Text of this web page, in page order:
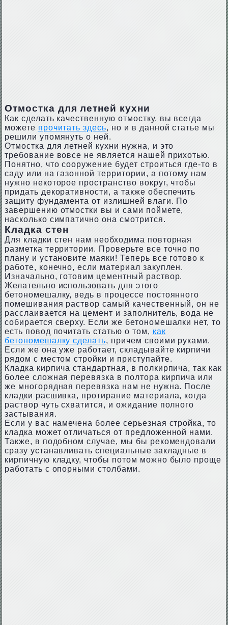
Отмостка для летней кухни
Как сделать качественную отмостку, вы всегда
можете прочитать здесь, но и в данной статье мы
решили упомянуть о ней.
Отмостка для летней кухни нужна, и это
требование вовсе не является нашей прихотью.
Понятно, что сооружение будет строиться где-то в
саду или на газонной территории, а потому нам
нужно некоторое пространство вокруг, чтобы
придать декоративности, а также обеспечить
защиту фундамента от излишней влаги. По
завершению отмостки вы и сами поймете,
насколько симпатично она смотрится.
Кладка стен
Для кладки стен нам необходима повторная
разметка территории. Проверьте все точно по
плану и установите маяки! Теперь все готово к
работе, конечно, если материал закуплен.
Изначально, готовим цементный раствор.
Желательно использовать для этого
бетономешалку, ведь в процессе постоянного
помешивания раствор самый качественный, он не
расслаивается на цемент и заполнитель, вода не
собирается сверху. Если же бетономешалки нет, то
есть повод почитать статью о том, как
бетономешалку сделать, причем своими руками.
Если же она уже работает, складывайте кирпичи
рядом с местом стройки и приступайте.
Кладка кирпича стандартная, в полкирпича, так как
более сложная перевязка в полтора кирпича или
же многорядная перевязка нам не нужна. После
кладки расшивка, протирание материала, когда
раствор чуть схватится, и ожидание полного
застывания.
Если у вас намечена более серьезная стройка, то
кладка может отличаться от предложенной нами.
Также, в подобном случае, мы бы рекомендовали
сразу устанавливать специальные закладные в
кирпичную кладку, чтобы потом можно было проще
работать с опорными столбами.